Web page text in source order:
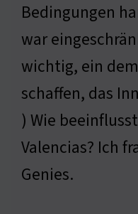
Bedingungen
war
wichtig, ein
schaffen, das
) Wie
Valencias? Ich
Genies.